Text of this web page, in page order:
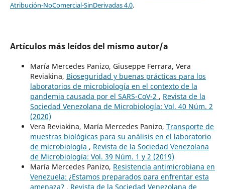
Atribución-NoComercial-SinDerivadas 4.0.
Artículos más leídos del mismo autor/a
María Mercedes Panizo, Giuseppe Ferrara, Vera
Reviakina, Bioseguridad y buenas prácticas para los
laboratorios de microbiología en el contexto de la
pandemia causada por el SARS-CoV-2 , Revista de la
Sociedad Venezolana de Microbiología: Vol. 40 Núm. 2
(2020)
Vera Reviakina, María Mercedes Panizo, Transporte de
muestras biológicas para su análisis en el laboratorio
de microbiología , Revista de la Sociedad Venezolana
de Microbiología: Vol. 39 Núm. 1 y 2 (2019)
María Mercedes Panizo, Resistencia antimicrobiana en
Venezuela: ¿Estamos preparados para enfrentar esta
amenaza? , Revista de la Sociedad Venezolana de